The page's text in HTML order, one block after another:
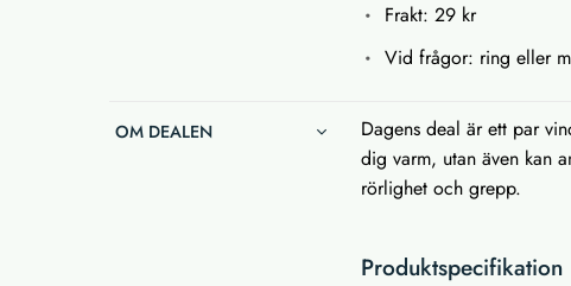
Frakt: 29 kr
Vid frågor: ring eller
OM DEALEN
Dagens deal är ett par
dig varm, utan även kan
rörlighet och grepp.
Produktspecifikation